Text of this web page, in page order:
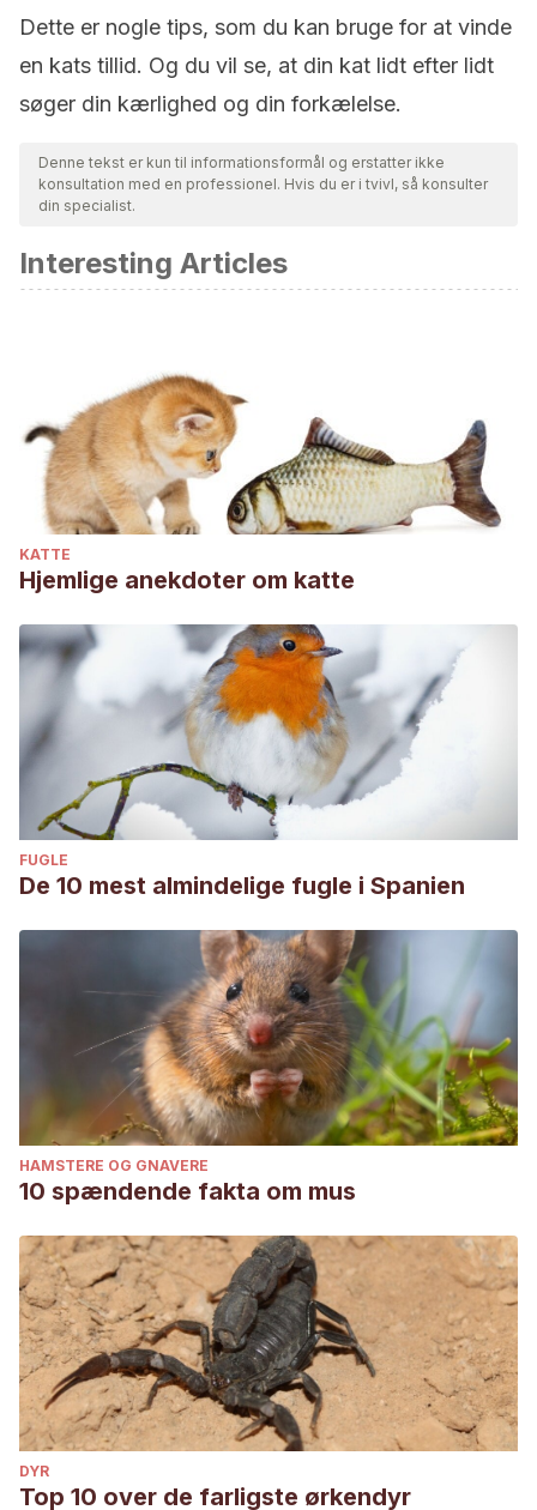
Dette er nogle tips, som du kan bruge for at vinde
en kats tillid. Og du vil se, at din kat lidt efter lidt
søger din kærlighed og din forkælelse.
Denne tekst er kun til informationsformål og erstatter ikke
konsultation med en professionel. Hvis du er i tvivl, så konsulter
din specialist.
Interesting Articles
KATTE
Hjemlige anekdoter om katte
FUGLE
De 10 mest almindelige fugle i Spanien
HAMSTERE OG GNAVERE
10 spændende fakta om mus
DYR
Top 10 over de farligste ørkendyr